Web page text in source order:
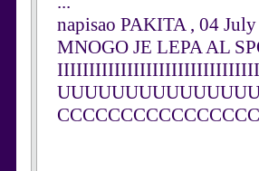
napisao PAKITA , 04
MNOGO JE LEPA AL